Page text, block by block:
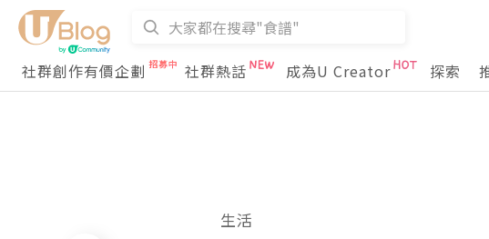
社群創作有價企劃
社群熱話 成為U Creator 探索
生活